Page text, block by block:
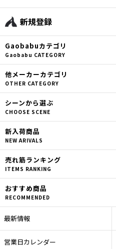
ロゴス(LOGOS)
【ヤエンロッド】
【ヤエン釣り用品】
【エギ】
【エギングロッド】
【エギング用品】
【ロッドカバー】
【セット商品】
【ウエア】
【その他】
新規登録
Gaobabuカテゴリ
Gaobabu CATEGORY
他メーカーカテゴリ
OTHER CATEGORY
シーンから選ぶ
CHOOSE SCENE
新入荷商品
NEW ARIVALS
売れ筋ランキング
ITEMS RANKING
おすすめ商品
RECOMMENDED
最新情報
営業日カレンダー